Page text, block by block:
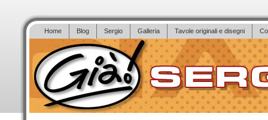
Home Blog Sergio Galleria Tavole originali e disegni